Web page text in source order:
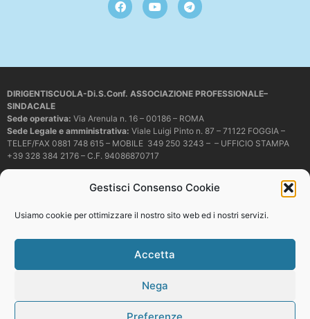
Gestisci Consenso Cookie
Usiamo cookie per ottimizzare il nostro sito web ed i nostri servizi.
Accetta
Nega
Preferenze
DIRIGENTISCUOLA-Di.S.Conf. ASSOCIAZIONE PROFESSIONALE–
SINDACALE
Sede operativa: Via Arenula n. 16 – 00186 – ROMA
Sede Legale e amministrativa: Viale Luigi Pinto n. 87 – 71122 FOGGIA –
TELEF/FAX 0881 748 615 – MOBILE 349 250 3243 – – UFFICIO STAMPA
+39 328 384 2176 – C.F. 94086870717
dirigentiscuola@pec.it
copiare o riprodurre in alcun modo i contenuti presenti in questo sito se non